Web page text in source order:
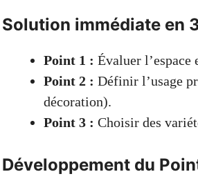
Solution immédiate en
Point 1 : Évaluer l’espace
Point 2 : Définir l’usage
décoration).
Point 3 : Choisir des
Développement du